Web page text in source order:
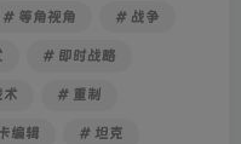
# 等角视角 # 战争
# 即时战略
# 重制
编辑 # 坦克